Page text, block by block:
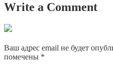
Write a Comment
Ваш адрес email не будет
помечены *